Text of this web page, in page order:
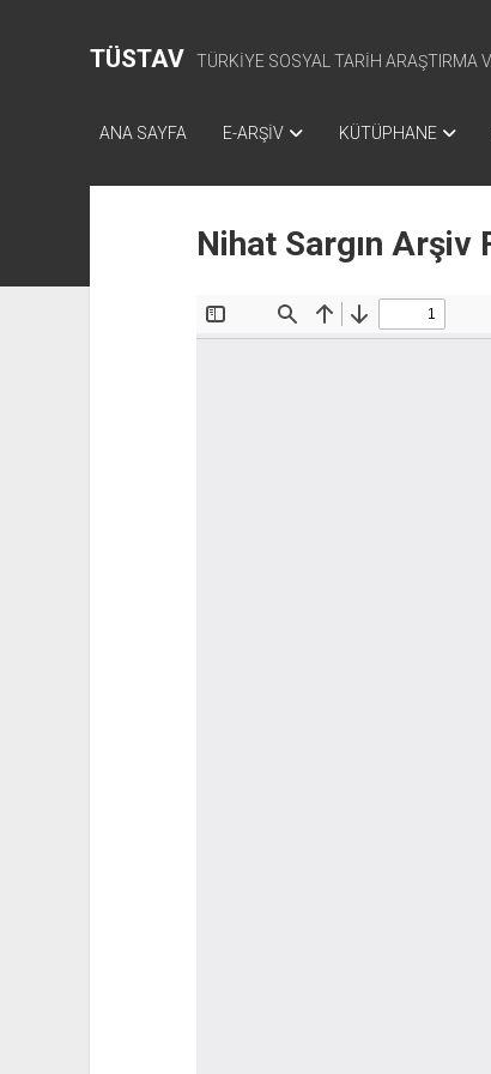
TÜSTAV TÜRKİYE SOSYAL TARİH ARAŞTIRMA
ANA SAYFA E-ARŞİV KÜTÜPHANE
Nihat Sargın Arşiv